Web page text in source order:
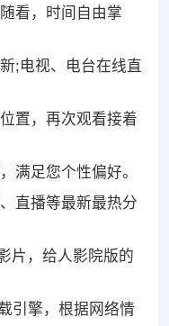
看，时间自由掌
;电视、电台在线直
置，再次观看接着
满足您个性偏好。
直播等最新最热分
片，给人影院版的
引擎，根据网络情